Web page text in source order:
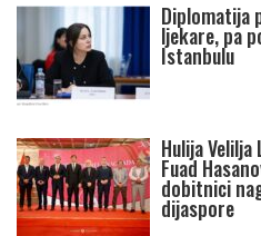
Diplomatija
ljekare, pa
Istanbulu
Hulija
Fuad
dobitnici
dijaspore